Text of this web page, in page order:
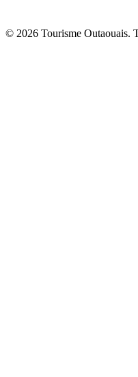
© 2026 Tourisme Outaouais.